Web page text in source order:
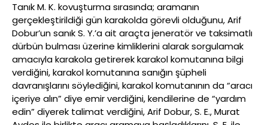
Tanık M. K. kovuşturma sırasında; aramanın
gerçekleştirildiği gün karakolda görevli olduğunu, Arif
Dobur’un sanık S. Y.’a ait araçta jeneratör ve taksimatlı
dürbün bulması üzerine kimliklerini alarak sorgulamak
amacıyla karakola getirerek karakol komutanına bilgi
verdiğini, karakol komutanına sanığın şüpheli
davranışlarını söylediğini, karakol komutanının da “aracı
içeriye alın” diye emir verdiğini, kendilerine de “yardım
edin” diyerek talimat verdiğini, Arif Dobur, S. E., Murat